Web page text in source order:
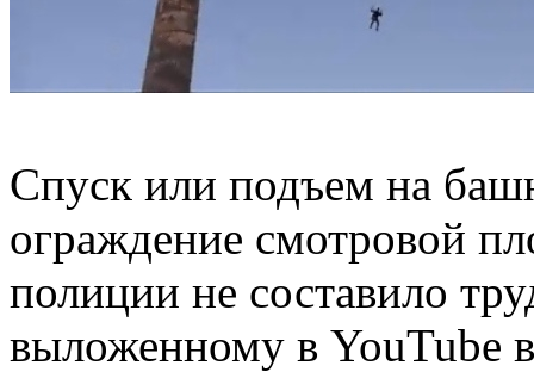
Спуск или подъем на
ограждение смотровой
полиции не составило
выложенному в YouTube